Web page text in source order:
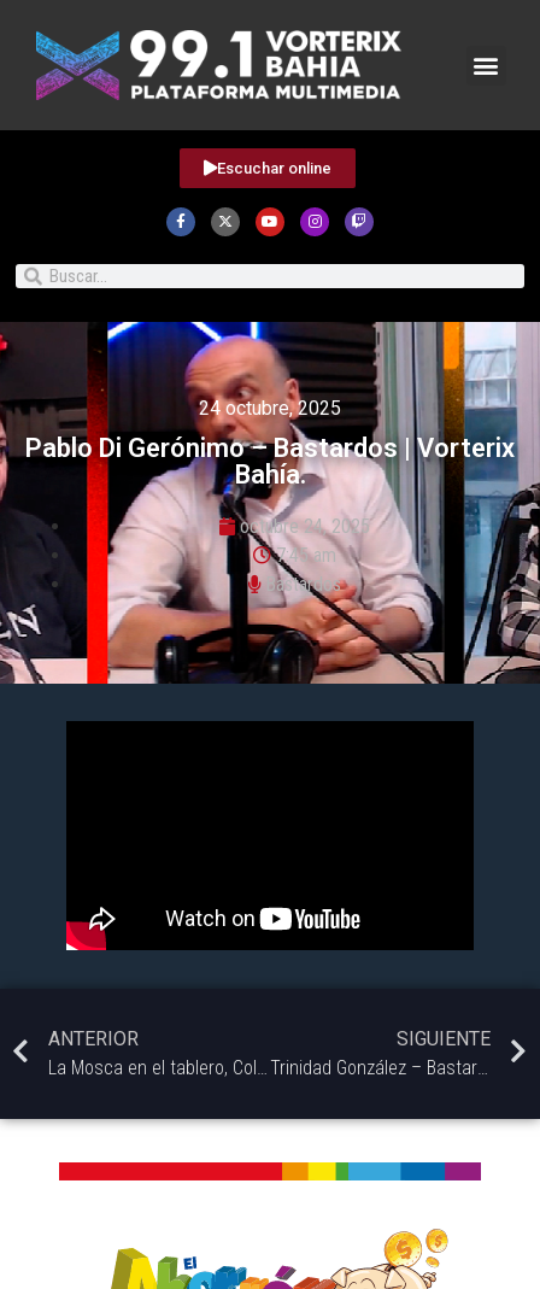
Escuchar online
24 octubre, 2025
Pablo Di Gerónimo – Bastardos | Vorterix
Bahía.
octubre 24, 2025
7:45 am
Bastardos
ANTERIOR
SIGUIENTE
Trinidad González – Bastardos | Vorterix Bahía.